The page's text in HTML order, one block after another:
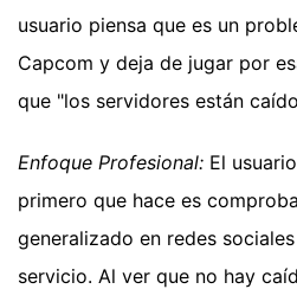
usuario piensa que es un
Capcom y deja de jugar por
que "los servidores están
Enfoque Profesional: El
primero que hace es
generalizado en redes
servicio. Al ver que no hay